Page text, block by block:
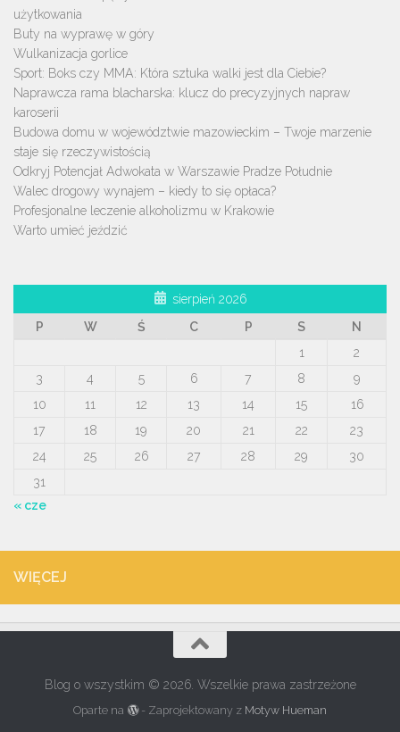
użytkowania
Buty na wyprawę w góry
Wulkanizacja gorlice
Sport: Boks czy MMA: Która sztuka walki jest dla Ciebie?
Naprawcza rama blacharska: klucz do precyzyjnych napraw
karoserii
Budowa domu w województwie mazowieckim – Twoje marzenie
staje się rzeczywistością
Odkryj Potencjał Adwokata w Warszawie Pradze Południe
Walec drogowy wynajem – kiedy to się opłaca?
Profesjonalne leczenie alkoholizmu w Krakowie
Warto umieć jeździć
sierpień 2026
P
W Ś C P S
N
1
2
3
4 5 6 7 8
9
10
11 12 13 14 15
16
17
18 19 20 21 22
23
24
25 26 27 28 29
30
31
« cze
WIĘCEJ
Blog o wszystkim © 2026. Wszelkie prawa zastrzeżone
Oparte na - Zaprojektowany z Motyw Hueman